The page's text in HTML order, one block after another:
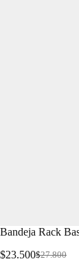
Bandeja Rack
$27.800
$23.500